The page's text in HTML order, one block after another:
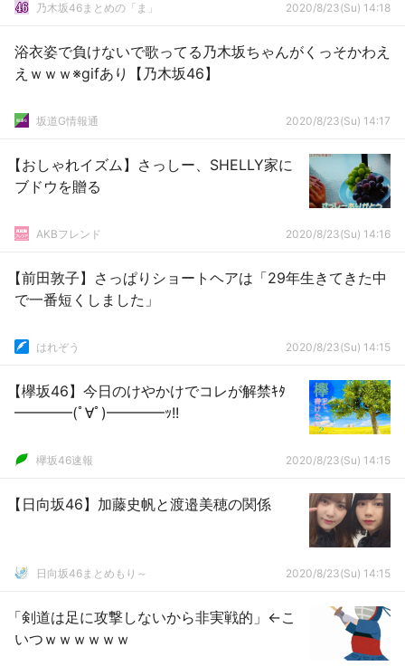
乃木坂46まとめの「ま」 2020/8/23(Su) 14:18
浴衣姿で負けないで歌ってる乃木坂ちゃんがくっそかわえ
えｗｗｗ※gifあり【乃木坂46】
坂道G情報通 2020/8/23(Su) 14:17
【おしゃれイズム】さっしー、SHELLY家に
ブドウを贈る
AKBフレンド 2020/8/23(Su) 14:16
【前田敦子】さっぱりショートヘアは「29年生きてきた中
で一番短くしました」
はれぞう 2020/8/23(Su) 14:15
【欅坂46】今日のけやかけでコレが解禁ｷﾀ
━━━━(ﾟ∀ﾟ)━━━━ｯ!!
欅坂46速報 2020/8/23(Su) 14:15
【日向坂46】加藤史帆と渡邉美穂の関係
日向坂46まとめもり～ 2020/8/23(Su) 14:15
「剣道は足に攻撃しないから非実戦的」←こ
いつｗｗｗｗｗｗ